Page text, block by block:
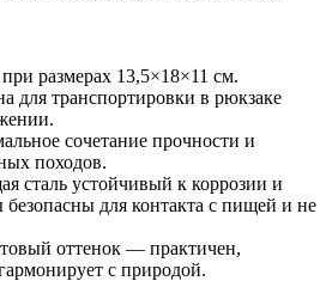
размерах 13,5×18×11 см.
для транспортировки в рюкзаке
сочетание прочности и
походов.
сталь устойчивый к коррозии и
для контакта с пищей и не
оттенок — практичен,
с природой.